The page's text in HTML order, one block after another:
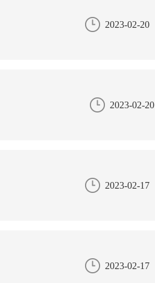
2023-02-20
2023-02-20
2023-02-17
2023-02-17